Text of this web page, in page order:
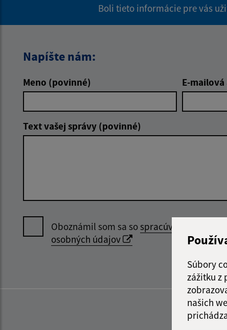
Súbory
zážitku z
našich
Boli tieto informácie pre vás
Napíšte nám:
Meno (povinné) E-
Text vašej správy (povinné)
Oboznámil som sa sospracúvaním
osobných údajov